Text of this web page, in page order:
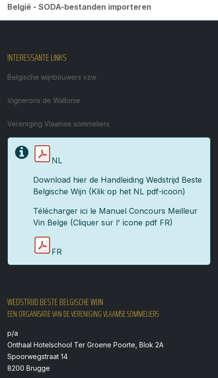
België - SODA-bestanden importeren
INTERESSANTE LINKS
Belgische wijnbouwers vzw
Vignerons de Wallonie
Vereniging Vlaamse sommeliers
NL
Download hier de Handleiding Wedstrijd Beste
Belgische Wijn (Klik op het NL pdf-icoon)
Télécharger ici le Manuel Concours Meilleur
Vin Belge (Cliquer sur l' icone pdf FR)
FR
WEDSTRIJD BESTE BELGISCHE WIJN
EEN ORGANISATIE VAN DE VERENIGING VLAAMSE SOMMELIERS
p/a
Onthaal Hotelschool Ter Groene Poorte, Blok 2A
Spoorwegstraat 14
8200 Brugge